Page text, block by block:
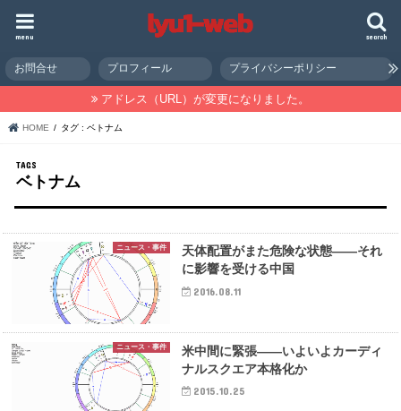
search
menu
お問合せ プロフィール プライバシーポリシー
アドレス（URL）が変更になりました。
HOME タグ : ベトナム
ベトナム
ニュース・事件
天体配置がまた危険な状態――それ
に影響を受ける中国
2016.08.11
ニュース・事件
米中間に緊張――いよいよカーディ
ナルスクエア本格化か
2015.10.25